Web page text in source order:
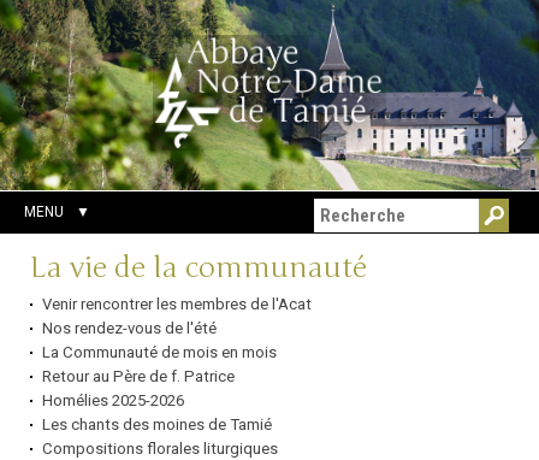
Aller
au
contenu.
|
Aller
à
la
navigation
Outils
personnels
Chercher par
Recherche
avancée…
MENU
Navigation
La vie de la communauté
Venir rencontrer les membres de l'Acat
Nos rendez-vous de l'été
La Communauté de mois en mois
Retour au Père de f. Patrice
Homélies 2025-2026
Les chants des moines de Tamié
Compositions florales liturgiques